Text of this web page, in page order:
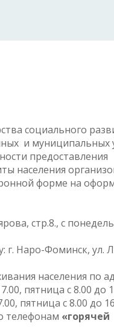
социального
и муниципальных
предоставления
населения
форме на
стр.8., с
г. Наро-Фоминск, ул.
населения по
пятница с 8.00 до
пятница с 8.00 до
телефонам «горячей